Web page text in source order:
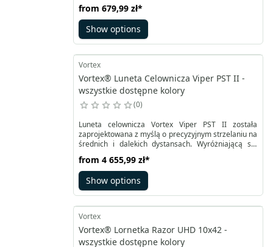
szklanych znacznie poprawiają transmisję światła.
To jakość premium dostępna dla każdego! Seria
Crossfire HD to nowa linia budżetowych lornetek,
łączących wysoką jakość wykonania i optykę klasy
from 679,99 zł*
Show options
Vortex
Vortex® Luneta Celownicza Viper PST II -
wszystkie dostępne kolory
0
Luneta celownicza Vortex Viper PST II została
zaprojektowana z myślą o precyzyjnym strzelaniu na
średnich i dalekich dystansach. Wyróżniającą się
zintegrowanie regulacji jasności podświetlenia siatki
celowniczej z wieżyczką regulacji paralaksy, co
znacznie poprawia ergonomię oraz usprawnia
szybkie dostosowanie ustawień.
from 4 655,99 zł*
Show options
Vortex
Vortex® Lornetka Razor UHD 10x42 -
wszystkie dostępne kolory